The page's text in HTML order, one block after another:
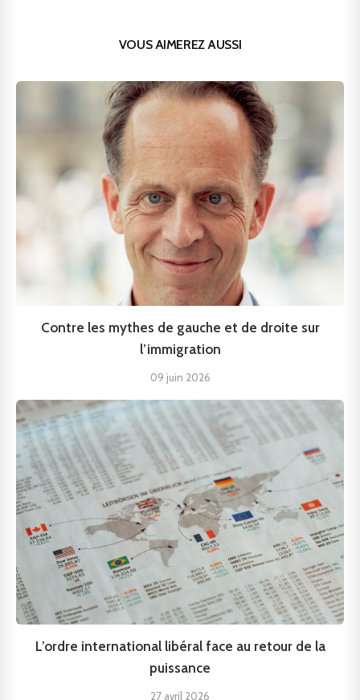
VOUS AIMEREZ AUSSI
Contre les mythes de gauche et de droite sur
l’immigration
09 juin 2026
L’ordre international libéral face au retour de la
puissance
27 avril 2026